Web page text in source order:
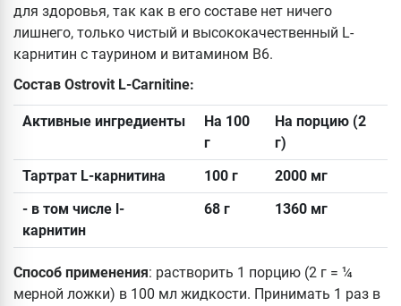
для здоровья, так как в его составе нет ничего
лишнего, только чистый и высококачественный L-
карнитин с таурином и витамином В6.
Состав Ostrovit L-Carnitine:
Активные ингредиенты
На 100
г
На порцию (2
г)
Тартрат L-карнитина
100 г
2000 мг
- в том числе l-
карнитин
68 г 1360 мг
Способ применения: растворить 1 порцию (2 г = ¼
мерной ложки) в 100 мл жидкости. Принимать 1 раз в